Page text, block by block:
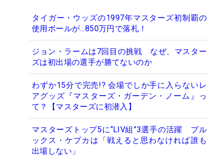
タイガー・ウッズの1997年マスターズ初制覇の
使用ボールが…850万円で落札！
ジョン・ラームは7回目の挑戦 なぜ、マスター
ズは初出場の選手が勝てないのか
わずか15分で完売!? 会場でしか手に入らないレ
アグッズ『マスターズ・ガーデン・ノーム』っ
て？【マスターズに初潜入】
マスターズトップ5に“LIV組”3選手の活躍 ブル
ックス・ケプカは「戦えると思わなければ誰も
出場しない」